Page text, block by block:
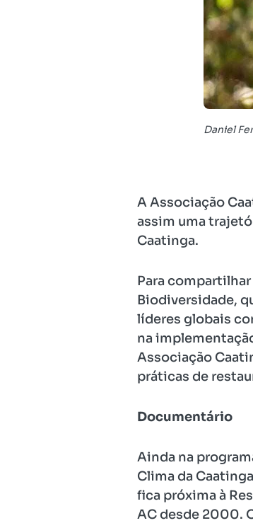
Daniel
A Associação
assim uma
Caatinga.
Para
Biodiversidade,
líderes globais
na
Associação
práticas de
Documentário
Ainda na
Clima da
fica próxima à
AC desde 2000.